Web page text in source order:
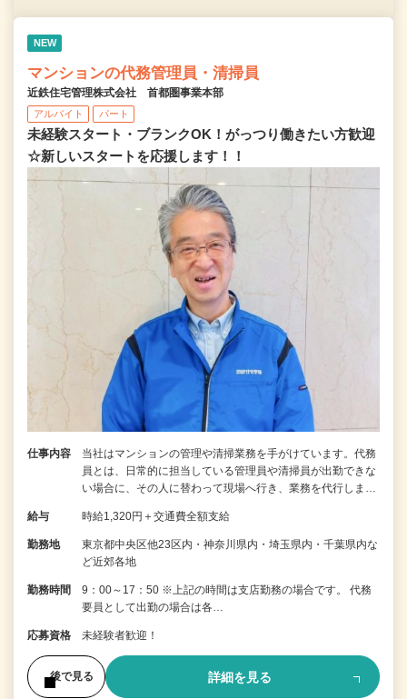
NEW
マンションの代務管理員・清掃員
近鉄住宅管理株式会社 首都圏事業本部
アルバイト パート
未経験スタート・ブランクOK！がっつり働きたい方歓迎
☆新しいスタートを応援します！！
仕事内容
当社はマンションの管理や清掃業務を手がけています。代務
員とは、日常的に担当している管理員や清掃員が出勤できな
い場合に、その人に替わって現場へ行き、業務を代行しま…
給与 時給1,320円＋交通費全額支給
勤務地
東京都中央区他23区内・神奈川県内・埼玉県内・千葉県内な
ど近郊各地
勤務時間
9：00～17：50 ※上記の時間は支店勤務の場合です。 代務
要員として出勤の場合は各…
応募資格 未経験者歓迎！
後で見る 詳細を見る